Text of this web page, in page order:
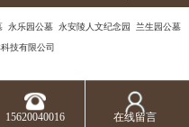
永乐园公墓 永安陵人文纪念园 兰生园公墓
技有限公司
15620040016 在线留言